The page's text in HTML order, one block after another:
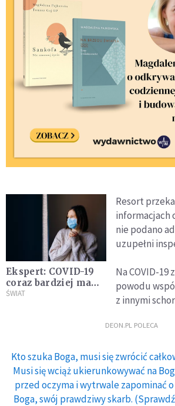
Ekspert: COVID-19
coraz bardziej ma
charakterystykę
ŚWIAT
Resort
informacjach
nie podano
uzupełni
Na COVID-19
powodu
z innymi
DEON.PL POLECA
Kto szuka Boga, musi się zwrócić
Musi się wciąż ukierunkowywać na
przed oczyma i wytrwale zapominać
Boga, swój prawdziwy skarb.